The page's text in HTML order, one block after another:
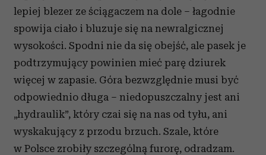
lepiej blezer ze ściągaczem na dole – łagodnie
spowija ciało i bluzuje się na newralgicznej
wysokości. Spodni nie da się obejść, ale pasek je
podtrzymujący powinien mieć parę dziurek
więcej w zapasie. Góra bezwzględnie musi być
odpowiednio długa – niedopuszczalny jest ani
„hydraulik”, który czai się na nas od tyłu, ani
wyskakujący z przodu brzuch. Szale, które
w Polsce zrobiły szczególną furorę, odradzam.